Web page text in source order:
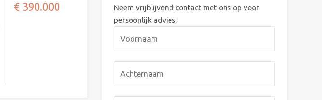
€ 390.000
Neem vrijblijvend contact met ons op voor
persoonlijk advies.